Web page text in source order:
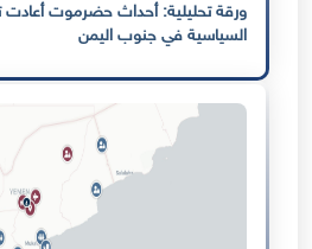
ورقة تحليلية: أحداث حضرموت أعادت
السياسية في جنوب اليمن